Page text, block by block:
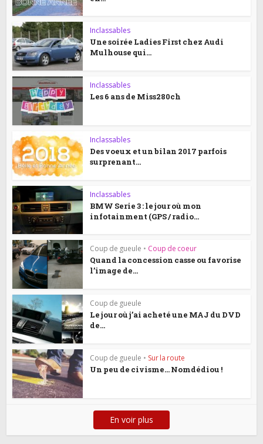
Inclassables
Une soirée Ladies First chez Audi
Mulhouse qui...
Inclassables
Les 6 ans de Miss280ch
Inclassables
Des voeux et un bilan 2017 parfois
surprenant…
Inclassables
BMW Serie 3 : le jour où mon
infotainment (GPS / radio...
Coup de gueule • Coup de coeur
Quand la concession casse ou favorise
l’image de...
Coup de gueule
Le jour où j’ai acheté une MAJ du DVD
de...
Coup de gueule • Sur la route
Un peu de civisme… Nomdédiou !
En voir plus